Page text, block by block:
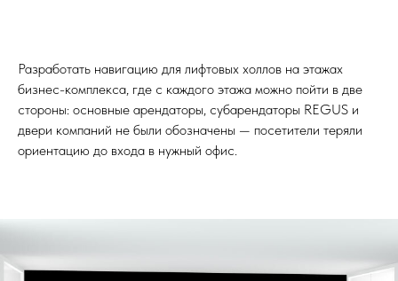
Разработать навигацию для лифтовых холлов на этажах
бизнес-комплекса, где с каждого этажа можно пойти в две
стороны: основные арендаторы, субарендаторы REGUS и
двери компаний не были обозначены — посетители теряли
ориентацию до входа в нужный офис.